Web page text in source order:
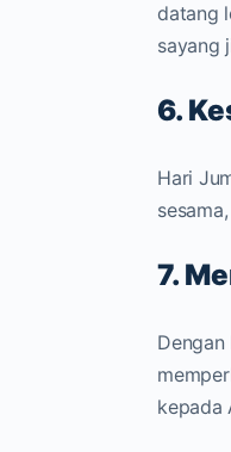
datang
sayang
6.
Hari
7.
kepada